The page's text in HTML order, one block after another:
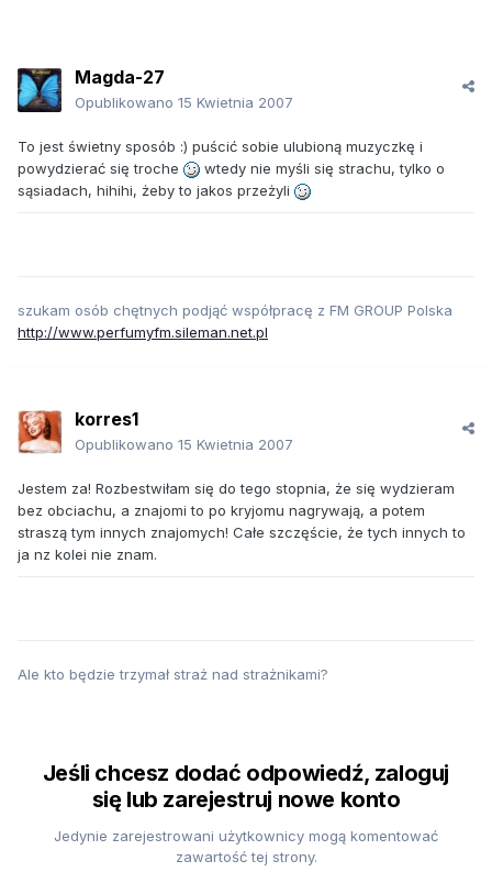
Magda-27
Opublikowano 15 Kwietnia 2007
To jest świetny sposób :) puścić sobie ulubioną muzyczkę i
powydzierać się troche
wtedy nie myśli się strachu, tylko o
sąsiadach, hihihi, żeby to jakos przeżyli
szukam osób chętnych podjąć współpracę z FM GROUP Polska
http://www.perfumyfm.sileman.net.pl
korres1
Opublikowano 15 Kwietnia 2007
Jestem za! Rozbestwiłam się do tego stopnia, że się wydzieram
bez obciachu, a znajomi to po kryjomu nagrywają, a potem
straszą tym innych znajomych! Całe szczęście, że tych innych to
ja nz kolei nie znam.
Ale kto będzie trzymał straż nad strażnikami?
Jeśli chcesz dodać odpowiedź, zaloguj
się lub zarejestruj nowe konto
Jedynie zarejestrowani użytkownicy mogą komentować
zawartość tej strony.